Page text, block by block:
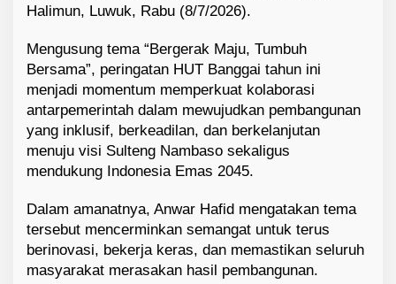
Halimun, Luwuk, Rabu (8/7/2026).
Mengusung tema “Bergerak Maju, Tumbuh
Bersama”, peringatan HUT Banggai tahun ini
menjadi momentum memperkuat kolaborasi
antarpemerintah dalam mewujudkan pembangunan
yang inklusif, berkeadilan, dan berkelanjutan
menuju visi Sulteng Nambaso sekaligus
mendukung Indonesia Emas 2045.
Dalam amanatnya, Anwar Hafid mengatakan tema
tersebut mencerminkan semangat untuk terus
berinovasi, bekerja keras, dan memastikan seluruh
masyarakat merasakan hasil pembangunan.